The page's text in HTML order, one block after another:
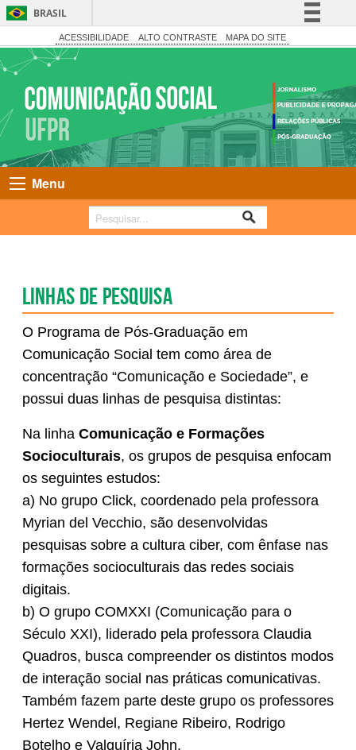
BRASIL
Simplifique!
Participe
Acesso à informação
Legislação
Canais
ACESSIBILIDADE ALTO CONTRASTE MAPA DO SITE
Menu
Linhas de pesquisa
O Programa de Pós-Graduação em
Comunicação Social tem como área de
concentração “Comunicação e Sociedade”, e
possui duas linhas de pesquisa distintas:
Na linha Comunicação e Formações
Socioculturais, os grupos de pesquisa enfocam
os seguintes estudos:
a) No grupo Click, coordenado pela professora
Myrian del Vecchio, são desenvolvidas
pesquisas sobre a cultura ciber, com ênfase nas
formações socioculturais das redes sociais
digitais.
b) O grupo COMXXI (Comunicação para o
Século XXI), liderado pela professora Claudia
Quadros, busca compreender os distintos modos
de interação social nas práticas comunicativas.
Também fazem parte deste grupo os professores
Hertez Wendel, Regiane Ribeiro, Rodrigo
Botelho e Valquíria John.